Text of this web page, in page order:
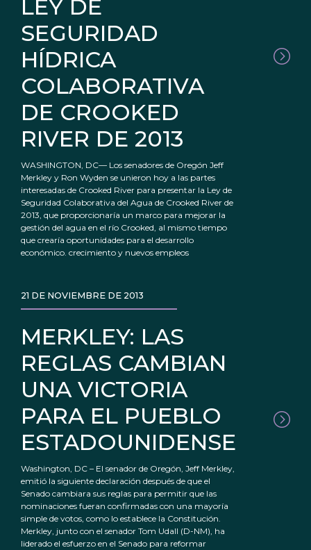
LEY DE
SEGURIDAD
HÍDRICA
COLABORATIVA
DE CROOKED
RIVER DE 2013
WASHINGTON, DC— Los senadores de Oregón Jeff
Merkley y Ron Wyden se unieron hoy a las partes
interesadas de Crooked River para presentar la Ley de
Seguridad Colaborativa del Agua de Crooked River de
2013, que proporcionaría un marco para mejorar la
gestión del agua en el río Crooked, al mismo tiempo
que crearía oportunidades para el desarrollo
económico. crecimiento y nuevos empleos
MERKLEY: LAS
REGLAS CAMBIAN
UNA VICTORIA
PARA EL PUEBLO
ESTADOUNIDENSE
21 DE NOVIEMBRE DE 2013
Washington, DC – El senador de Oregón, Jeff Merkley,
emitió la siguiente declaración después de que el
Senado cambiara sus reglas para permitir que las
nominaciones fueran confirmadas con una mayoría
simple de votos, como lo establece la Constitución.
Merkley, junto con el senador Tom Udall (D-NM), ha
liderado el esfuerzo en el Senado para reformar